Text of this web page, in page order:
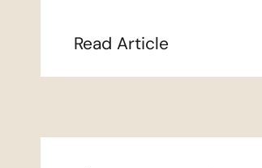
Read Article